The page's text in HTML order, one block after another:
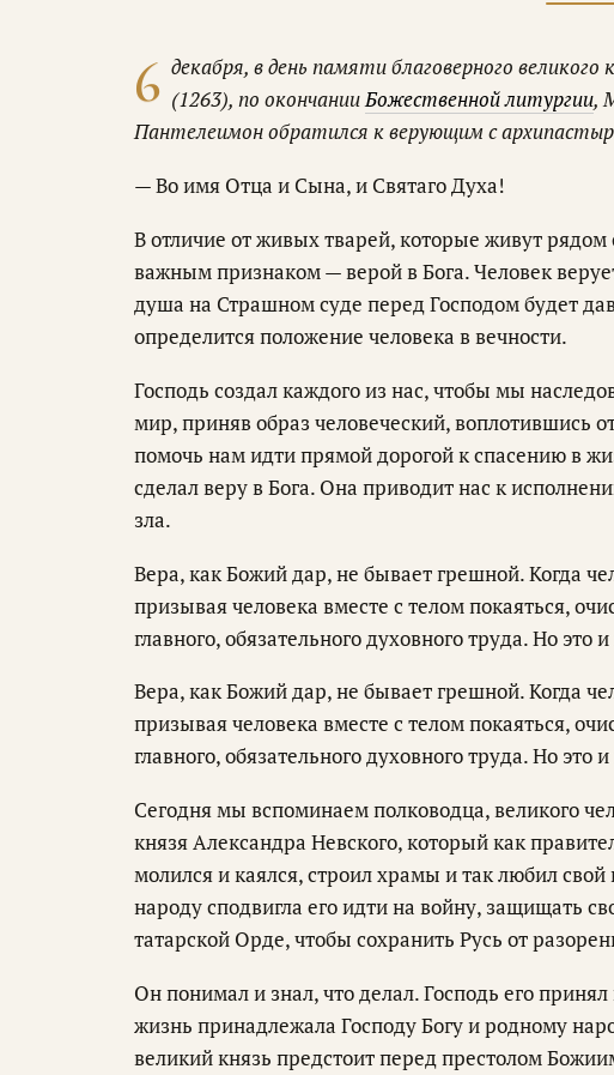
6 декабря, в день памяти благоверного великого
(1263), по окончанииБожественной литургии,
Пантелеимон обратился к верующим с
— Во имя Отца и Сына, и Святаго Духа!
В отличие от живых тварей, которые живут
важным признаком — верой в Бога. Человек
душа на Страшном суде перед Господом будет
определится положение человека в вечности.
Господь создал каждого из нас, чтобы мы
мир, приняв образ человеческий, воплотившись
помочь нам идти прямой дорогой к спасению в
сделал веру в Бога. Она приводит нас к
зла.
Вера, как Божий дар, не бывает грешной. Когда
призывая человека вместе с телом покаяться,
главного, обязательного духовного труда. Но
Вера, как Божий дар, не бывает грешной. Когда
призывая человека вместе с телом покаяться,
главного, обязательного духовного труда. Но
Сегодня мы вспоминаем полководца, великого
князя Александра Невского, который как
молился и каялся, строил храмы и так любил
народу сподвигла его идти на войну, защищать
татарской Орде, чтобы сохранить Русь от
Он понимал и знал, что делал. Господь его
жизнь принадлежала Господу Богу и родному
великий князь предстоит перед престолом